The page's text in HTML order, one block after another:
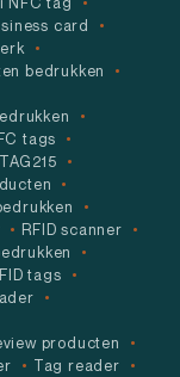
card
bedrukken
tags
RFID scanner
tags
producten
Tag reader